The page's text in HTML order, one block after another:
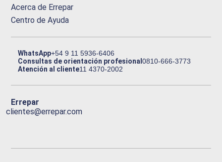
Acerca de Errepar
Centro de Ayuda
WhatsApp+54 9 11 5936-6406
Consultas de orientación profesional0810-666-3773
Atención al cliente11 4370-2002
Errepar
clientes@errepar.com